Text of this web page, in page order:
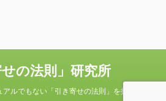
せの法則」研究所
ルでもない「引き寄せの法則」を探る